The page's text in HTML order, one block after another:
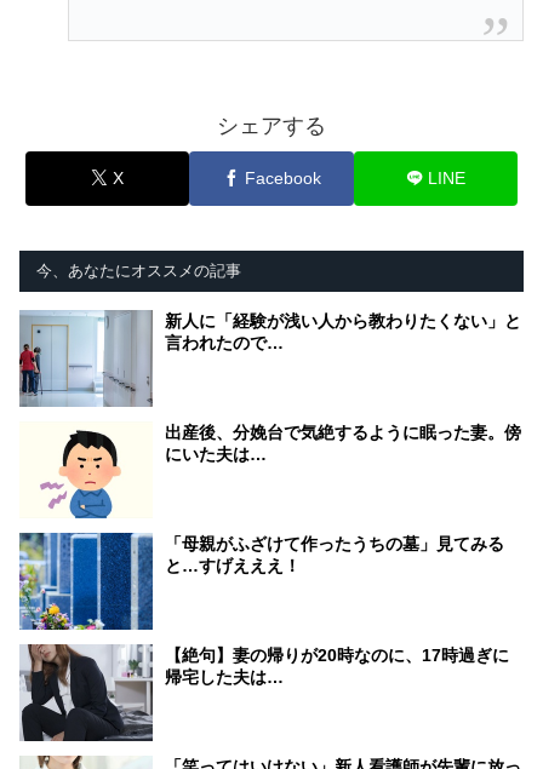
シェアする
X Facebook LINE
今、あなたにオススメの記事
新人に「経験が浅い人から教わりたくない」と
言われたので…
出産後、分娩台で気絶するように眠った妻。傍
にいた夫は…
「母親がふざけて作ったうちの墓」見てみる
と…すげえええ！
【絶句】妻の帰りが20時なのに、17時過ぎに
帰宅した夫は…